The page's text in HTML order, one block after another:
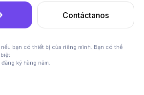
Contáctanos
bạn có thiết bị của riêng mình. Bạn có thể
ký hàng năm.